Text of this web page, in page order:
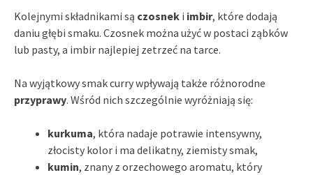
Kolejnymi składnikami są czosnek i imbir, które dodają
daniu głębi smaku. Czosnek można użyć w postaci ząbków
lub pasty, a imbir najlepiej zetrzeć na tarce.
Na wyjątkowy smak curry wpływają także różnorodne
przyprawy. Wśród nich szczególnie wyróżniają się:
kurkuma, która nadaje potrawie intensywny,
złocisty kolor i ma delikatny, ziemisty smak,
kumin, znany z orzechowego aromatu, który